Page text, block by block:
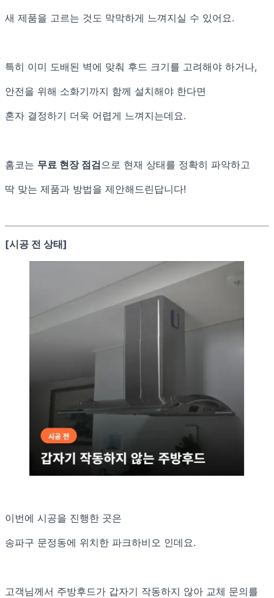
새 제품을 고르는 것도 막막하게 느껴지실 수 있어요.
특히 이미 도배된 벽에 맞춰 후드 크기를 고려해야 하거나,
안전을 위해 소화기까지 함께 설치해야 한다면
혼자 결정하기 더욱 어렵게 느껴지는데요.
홈코는 무료 현장 점검으로 현재 상태를 정확히 파악하고
딱 맞는 제품과 방법을 제안해드린답니다!
[시공 전 상태]
이번에 시공을 진행한 곳은
송파구 문정동에 위치한 파크하비오 인데요.
고객님께서 주방후드가 갑자기 작동하지 않아 교체 문의를